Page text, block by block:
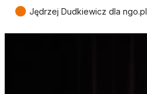
● Jędrzej Dudkiewicz dla ngo.pl